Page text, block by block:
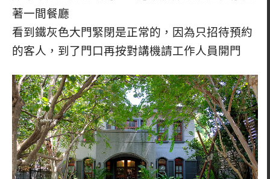
著一間餐廳
看到鐵灰色大門緊閉是正常的，因為只招待預約
的客人，到了門口再按對講機請工作人員開門